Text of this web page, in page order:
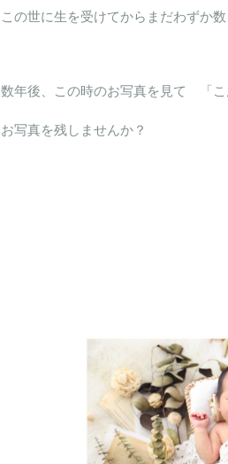
この世に生を受けてからまだわずか
数年後、この時のお写真を見て 「こ
お写真を残しませんか？